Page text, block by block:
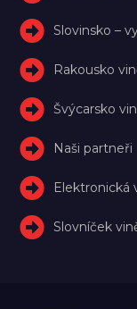
Slovinsko –
Rakousko
Švýcarsko
Naši partneři
Elektronická
Slovníček